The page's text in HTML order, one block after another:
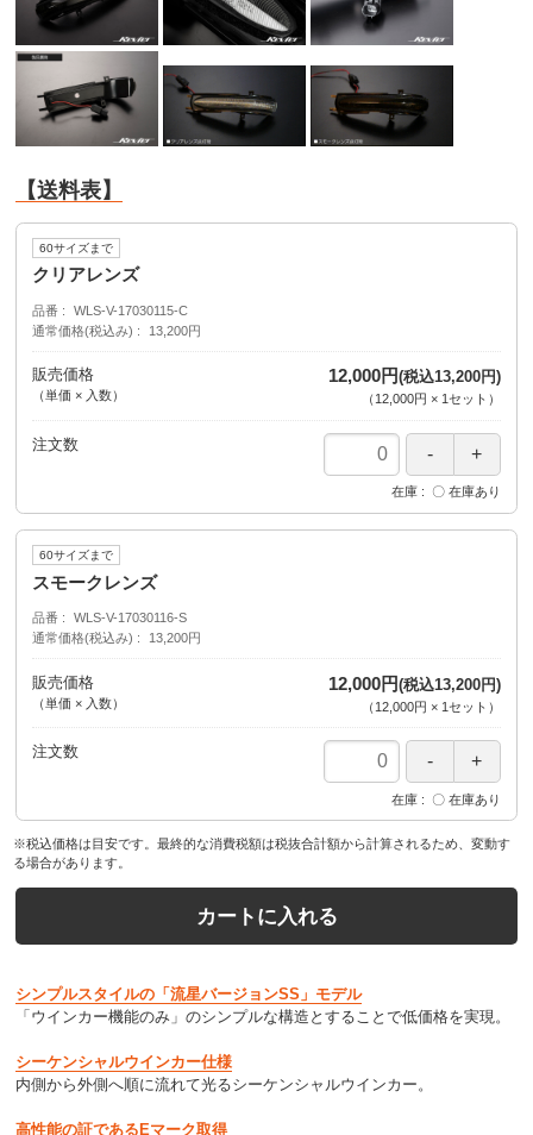
【送料表】
60サイズまで
クリアレンズ
品番
WLS-V-17030115-C
通常価格(税込み)
13,200円
販売価格
（単価 × 入数）
12,000円(税込13,200円)
（ 12,000円 × 1 セット ）
注文数
在庫 〇 在庫あり
60サイズまで
スモークレンズ
品番
WLS-V-17030116-S
通常価格(税込み)
13,200円
販売価格
（単価 × 入数）
12,000円(税込13,200円)
（ 12,000円 × 1セット ）
注文数
在庫 〇 在庫あり
※税込価格は目安です。最終的な消費税額は税抜合計額から計算されるため、変動す
る場合があります。
カートに入れる
シンプルスタイルの「流星バージョンSS」モデル
「ウインカー機能のみ」のシンプルな構造とすることで低価格を実現。
シーケンシャルウインカー仕様
内側から外側へ順に流れて光るシーケンシャルウインカー。
高性能の証であるEマーク取得